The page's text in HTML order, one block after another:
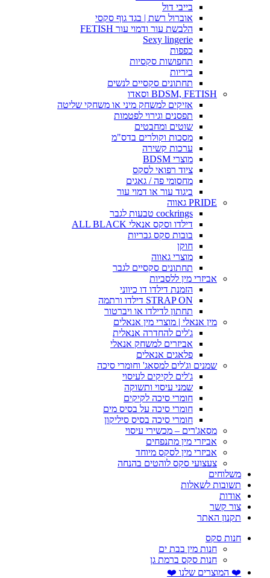
בייבי דול
אוברול רשת | בגד גוף סקסי
הלבשת עור ודמוי עור FETISH
Sexy lingerie
כפפות
תחפושות סקסיות
ביריות
תחתונים סקסיים לנשים
BDSM, FETISH וסאדו
אזיקים למשחק מיני או משחקי שליטה
תפסנים וגירוי לפטמות
שוטים ומחבטים
מסכות וקולרים בדס"מ
ערכות קשירה
מוצרי BDSM
ציוד רפואי לסקס
מחסומי פה / גאגים
ביגוד עור או דמוי עור
PRIDE גאווה
cockrings טבעות לגבר
דילדו וסקס אנאלי ALL BLACK
בובות סקס גבריות
חוקן
מוצרי גאווה
תחתונים סקסיים לגבר
אביזרי מין ללסביות
הזמנת דילדו דו כיווני
STRAP ON דילדו ורתמה
תחתון לדילדו או ויברטור
מין אנאלי | מוצרי מין אנאלים
ג'לים להחדרה אנאלית
אביזרים למשחק אנאלי
פלאגים אנאלים
שמנים וג'לים למסאג' וחומרי סיכה
ג'לים לקיקים לעיסוי
שמני עיסוי ותשוקה
חומרי סיכה לקיקים
חומרי סיכה על בסיס מים
חומרי סיכה בסיס סיליקון
מסאג'רים – מכשירי עיסוי
אביזרי מין מתנפחים
אביזרי מין לסקס מיוחד
צעצועי סקס לוהטים בהנחה
משלוחים
תשובות לשאלות
אודות
צור קשר
תקנון האתר
חנות סקס
חנות מין בבת ים
חנות סקס ברמת גן
❤️ המוצרים שלנו ❤️